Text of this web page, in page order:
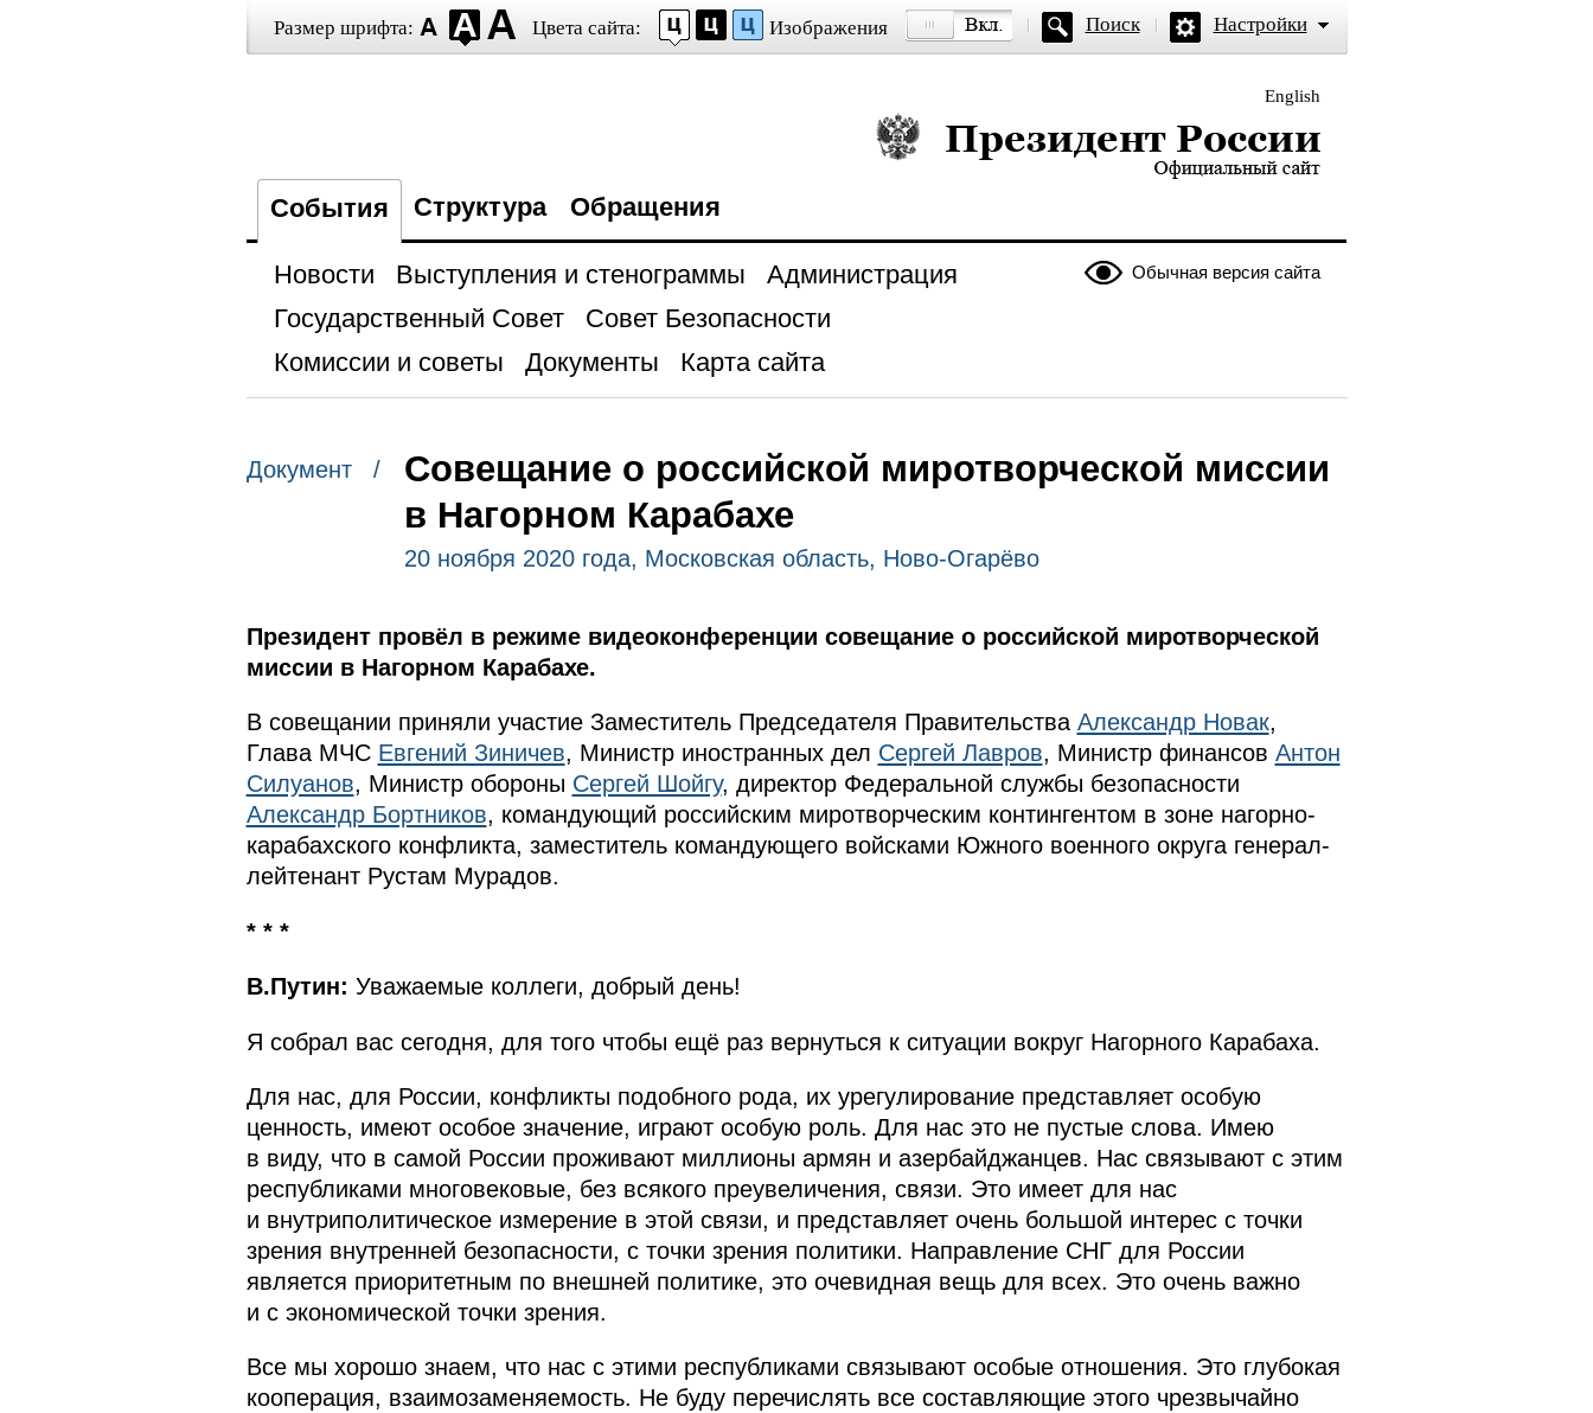
Размер шрифта: Цвета сайта: Изображения Поиск Настройки
English
Президент России — официальный сайт
События Структура Обращения
Обычная версия сайта
Новости Выступления и стенограммы
Администрация
Государственный Совет
Совет Безопасности
Комиссии и советы
Документы Карта сайта
Документ /
Совещание о российской миротворческой миссии
в Нагорном Карабахе
20 ноября 2020 года, Московская область, Ново-Огарёво
Президент провёл в режиме видеоконференции совещание о российской миротворческой
миссии в Нагорном Карабахе.
В совещании приняли участие Заместитель Председателя Правительства Александр Новак,
Глава МЧС Евгений Зиничев, Министр иностранных дел Сергей Лавров, Министр финансов Антон
Силуанов, Министр обороны Сергей Шойгу, директор Федеральной службы безопасности
Александр Бортников, командующий российским миротворческим контингентом в зоне нагорно-
карабахского конфликта, заместитель командующего войсками Южного военного округа генерал-
лейтенант Рустам Мурадов.
* * *
В.Путин: Уважаемые коллеги, добрый день!
Я собрал вас сегодня, для того чтобы ещё раз вернуться к ситуации вокруг Нагорного Карабаха.
Для нас, для России, конфликты подобного рода, их урегулирование представляет особую
ценность, имеют особое значение, играют особую роль. Для нас это не пустые слова. Имею
в виду, что в самой России проживают миллионы армян и азербайджанцев. Нас связывают с этим
республиками многовековые, без всякого преувеличения, связи. Это имеет для нас
и внутриполитическое измерение в этой связи, и представляет очень большой интерес с точки
зрения внутренней безопасности, с точки зрения политики. Направление СНГ для России
является приоритетным по внешней политике, это очевидная вещь для всех. Это очень важно
и с экономической точки зрения.
Все мы хорошо знаем, что нас с этими республиками связывают особые отношения. Это глубокая
кооперация, взаимозаменяемость. Не буду перечислять все составляющие этого чрезвычайно